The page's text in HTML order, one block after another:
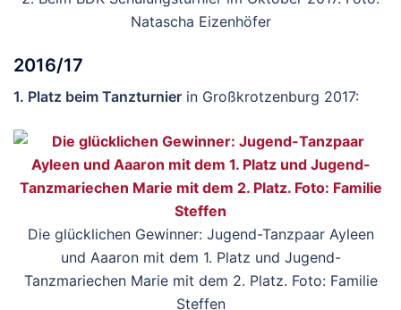
Natascha Eizenhöfer
2016/17
1. Platz beim Tanzturnier in Großkrotzenburg 2017:
Die glücklichen Gewinner: Jugend-Tanzpaar Ayleen
und Aaaron mit dem 1. Platz und Jugend-
Tanzmariechen Marie mit dem 2. Platz. Foto: Familie
Steffen